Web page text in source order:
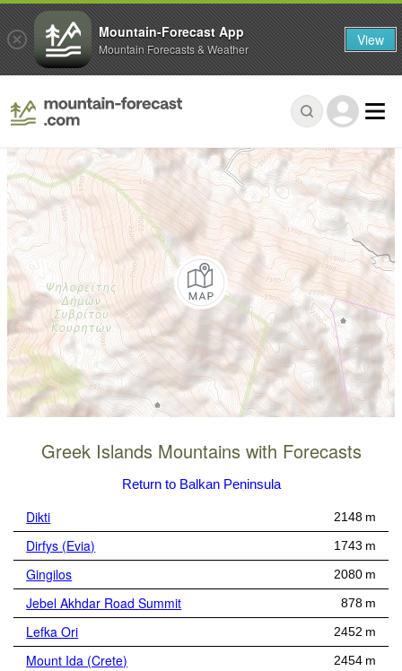
Greek Islands Mountains with Forecasts
Return to Balkan Peninsula
Dikti 2148 m
Dirfys (Evia) 1743 m
Gingilos 2080 m
Jebel Akhdar Road Summit 878 m
Lefka Ori 2452 m
Mount Ida (Crete) 2454 m
Mountain-Forecast App
Mountain Forecasts & Weather View